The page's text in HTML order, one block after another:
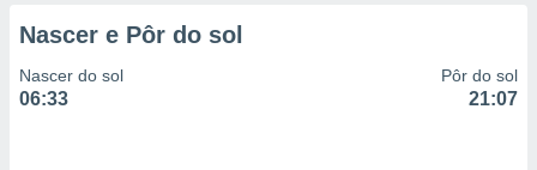
Nascer e Pôr do sol
Nascer do sol
06:33
Pôr do sol
21:07